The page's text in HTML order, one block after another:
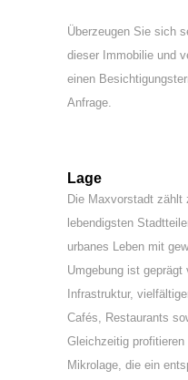
Überzeugen Sie sich
dieser Immobilie und
einen
Anfrage.
Lage
Die Maxvorstadt zählt
lebendigsten
urbanes Leben mit
Umgebung ist geprägt
Infrastruktur,
Cafés, Restaurants
Gleichzeitig
Mikrolage, die ein